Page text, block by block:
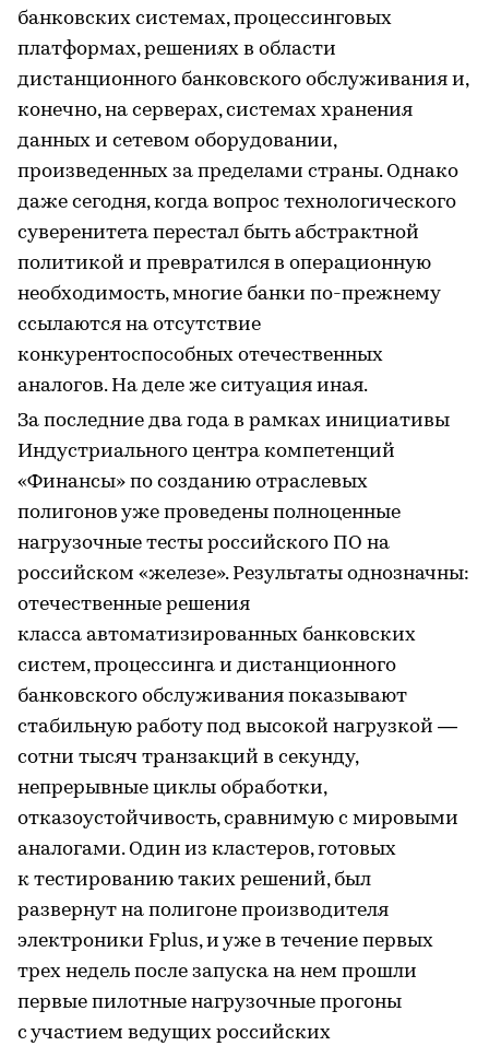
банковских системах, процессинговых
платформах, решениях в области
дистанционного банковского обслуживания и,
конечно, на серверах, системах хранения
данных и сетевом оборудовании,
произведенных за пределами страны. Однако
даже сегодня, когда вопрос технологического
суверенитета перестал быть абстрактной
политикой и превратился в операционную
необходимость, многие банки по-прежнему
ссылаются на отсутствие
конкурентоспособных отечественных
аналогов. На деле же ситуация иная.
За последние два года в рамках инициативы
Индустриального центра компетенций
«Финансы» по созданию отраслевых
полигонов уже проведены полноценные
нагрузочные тесты российского ПО на
российском «железе». Результаты однозначны:
отечественные решения
класса автоматизированных банковских
систем, процессинга и дистанционного
банковского обслуживания показывают
стабильную работу под высокой нагрузкой —
сотни тысяч транзакций в секунду,
непрерывные циклы обработки,
отказоустойчивость, сравнимую с мировыми
аналогами. Один из кластеров, готовых
к тестированию таких решений, был
развернут на полигоне производителя
электроники Fplus, и уже в течение первых
трех недель после запуска на нем прошли
первые пилотные нагрузочные прогоны
с участием ведущих российских